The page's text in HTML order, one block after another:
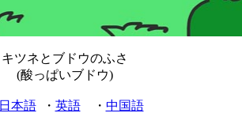
キツネとブドウのふさ
(酸っぱいブドウ)
日本語・ 英語・ 中国語